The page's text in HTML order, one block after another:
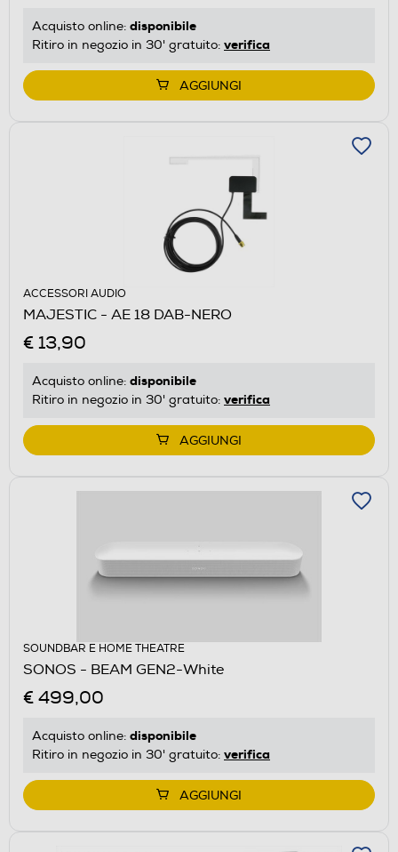
Acquisto online: disponibile
Ritiro in negozio in 30' gratuito: verifica
AGGIUNGI
ACCESSORI AUDIO
MAJESTIC - AE 18 DAB-NERO
€ 13,90
Acquisto online: disponibile
Ritiro in negozio in 30' gratuito: verifica
AGGIUNGI
SOUNDBAR E HOME THEATRE
SONOS - BEAM GEN2-White
€ 499,00
Acquisto online: disponibile
Ritiro in negozio in 30' gratuito: verifica
AGGIUNGI